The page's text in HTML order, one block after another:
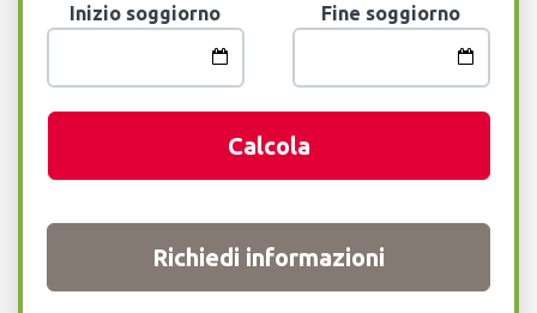
Inizio soggiorno Fine soggiorno
Calcola
Richiedi informazioni